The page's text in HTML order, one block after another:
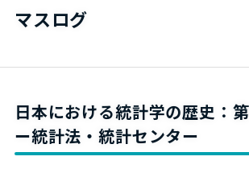
マスログ
日本における統計学の歴史：
ー統計法・統計センター